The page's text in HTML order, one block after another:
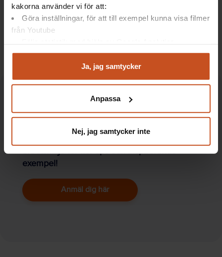
kakorna använder vi för att:
Göra inställningar, för att till exempel kunna visa filmer
från Youtube
Analysera trafik för att kunna visa riktad information
Du kan när som helst återta ditt godkännande genom att
integritet@suntarbetsliv.se.
Ja, jag samtycker
Anpassa
Nej, jag samtycker inte
Utvecklande samtal på jobbet kräver
öppenhet
Gillade du artikeln?
Prenumerera på vårt nyhetsbrev om
arbetsmiljö för fler tips och inspirerande
exempel!
Anmäl dig här